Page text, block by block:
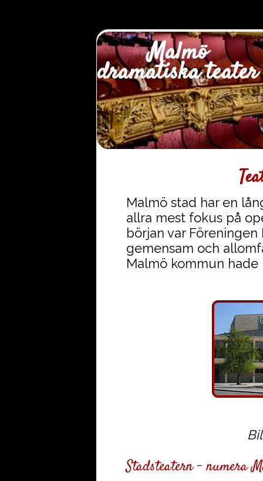
Malmö
dramatiska teater
Malmö stad har en
allra mest fokus på
början var
gemensam och
Malmö kommun hade
Stadsteatern - numera